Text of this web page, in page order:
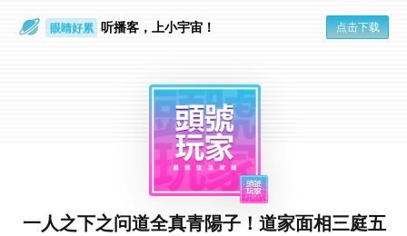
眼睛好累 听播客，上小宇宙！ 点击下载
一人之下之问道全真青陽子！道家面相三庭五